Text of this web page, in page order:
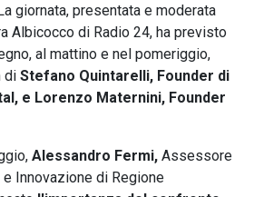
giornata, presentata e moderata
Albicocco di Radio 24, ha previsto
al mattino e nel pomeriggio,
di Stefano Quintarelli, Founder di
e Lorenzo Maternini, Founder
Alessandro Fermi, Assessore
Innovazione di Regione